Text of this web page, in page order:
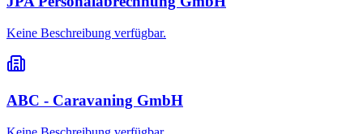
Keine Beschreibung verfügbar.
ABC - Caravaning GmbH